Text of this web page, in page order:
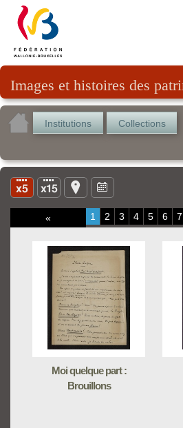
Images et histoires des
Institutions Collections
« 1 2 3 4 5 6 7
Moi quelque part :
Brouillons